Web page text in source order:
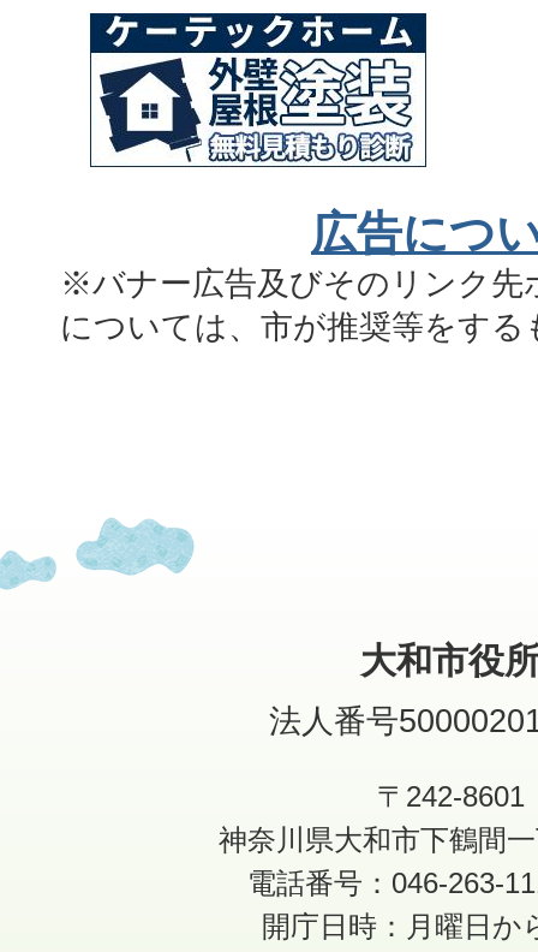
広告につ
※バナー広告及びそのリンク先
については、市が推奨等をす
大和市役
法人番号
〒242-8601
神奈川県大和市下鶴間
電話番号：046-263-
開庁日時：月曜日か